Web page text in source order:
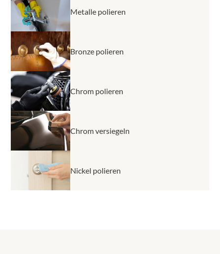
Metalle polieren
Bronze polieren
Chrom polieren
Chrom versiegeln
Nickel polieren